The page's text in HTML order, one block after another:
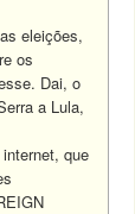
eleições,
os
Dai, o
a Lula,
que